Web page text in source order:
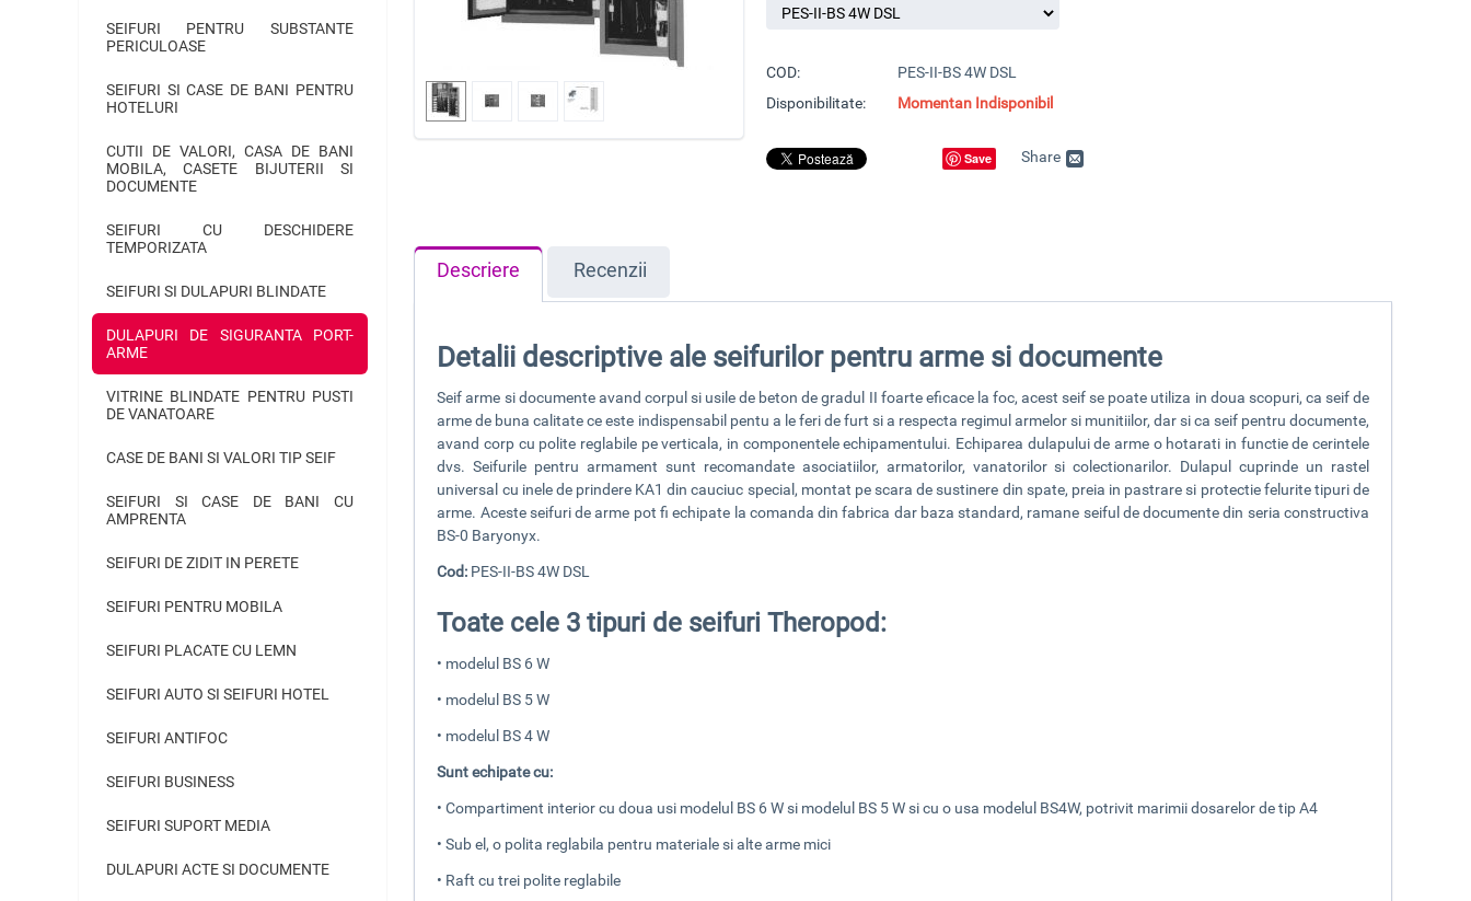
SEIFURI PENTRU SUBSTANTE
PERICULOASE
SEIFURI SI CASE DE BANI PENTRU
HOTELURI
CUTII DE VALORI, CASA DE BANI
MOBILA, CASETE BIJUTERII SI
DOCUMENTE
SEIFURI CU DESCHIDERE
TEMPORIZATA
SEIFURI SI DULAPURI BLINDATE
DULAPURI DE SIGURANTA PORT-
ARME
VITRINE BLINDATE PENTRU PUSTI
DE VANATOARE
CASE DE BANI SI VALORI TIP SEIF
SEIFURI SI CASE DE BANI CU
AMPRENTA
SEIFURI DE ZIDIT IN PERETE
SEIFURI PENTRU MOBILA
SEIFURI PLACATE CU LEMN
SEIFURI AUTO SI SEIFURI HOTEL
SEIFURI ANTIFOC
SEIFURI BUSINESS
SEIFURI SUPORT MEDIA
DULAPURI ACTE SI DOCUMENTE
COD:
PES-II-BS 4W DSL
Disponibilitate:
Momentan Indisponibil
Save Share
Descriere Recenzii
Detalii descriptive ale seifurilor pentru arme si documente
Seif arme si documente avand corpul si usile de beton de gradul II foarte eficace la foc, acest seif se poate utiliza in doua scopuri, ca seif de
arme de buna calitate ce este indispensabil pentu a le feri de furt si a respecta regimul armelor si munitiilor, dar si ca seif pentru documente,
avand corp cu polite reglabile pe verticala, in componentele echipamentului. Echiparea dulapului de arme o hotarati in functie de cerintele
dvs. Seifurile pentru armament sunt recomandate asociatiilor, armatorilor, vanatorilor si colectionarilor. Dulapul cuprinde un rastel
universal cu inele de prindere KA1 din cauciuc special, montat pe scara de sustinere din spate, preia in pastrare si protectie felurite tipuri de
arme. Aceste seifuri de arme pot fi echipate la comanda din fabrica dar baza standard, ramane seiful de documente din seria constructiva
BS-0 Baryonyx.
Cod: PES-II-BS 4W DSL
Toate cele 3 tipuri de seifuri Theropod:
• modelul BS 6 W
• modelul BS 5 W
• modelul BS 4 W
Sunt echipate cu:
• Compartiment interior cu doua usi modelul BS 6 W si modelul BS 5 W si cu o usa modelul BS4W, potrivit marimii dosarelor de tip A4
• Sub el, o polita reglabila pentru materiale si alte arme mici
• Raft cu trei polite reglabile